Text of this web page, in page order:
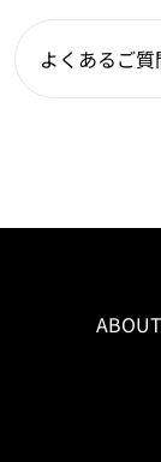
よくあるご質